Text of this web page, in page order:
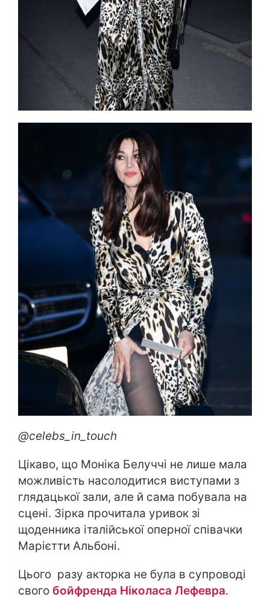
@celebs_in_touch
Цікаво, що Моніка Белуччі не лише мала
можливість насолодитися виступами з
глядацької зали, але й сама побувала на
сцені. Зірка прочитала уривок зі
щоденника італійської оперної співачки
Марієтти Альбоні.
Цього разу акторка не була в супроводі
свого бойфренда Ніколаса Лефевра.